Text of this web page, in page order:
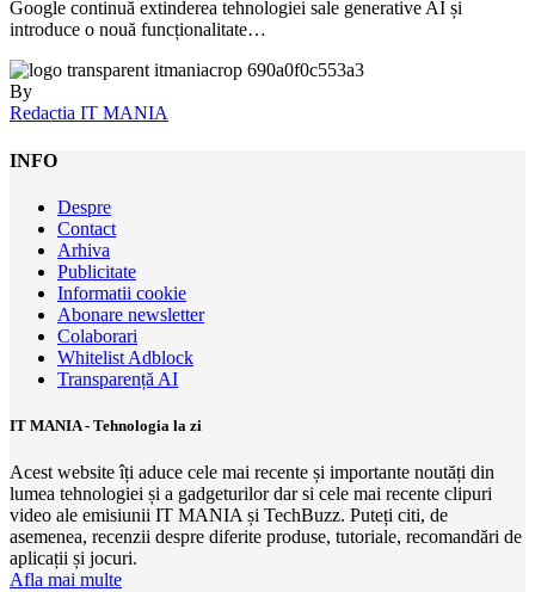
Google continuă extinderea tehnologiei sale generative AI și
introduce o nouă funcționalitate…
By
Redactia IT MANIA
INFO
Despre
Contact
Arhiva
Publicitate
Informatii cookie
Abonare newsletter
Colaborari
Whitelist Adblock
Transparență AI
IT MANIA - Tehnologia la zi
Acest website îți aduce cele mai recente și importante noutăți din
lumea tehnologiei și a gadgeturilor dar si cele mai recente clipuri
video ale emisiunii IT MANIA și TechBuzz. Puteți citi, de
asemenea, recenzii despre diferite produse, tutoriale, recomandări de
aplicații și jocuri.
Afla mai multe